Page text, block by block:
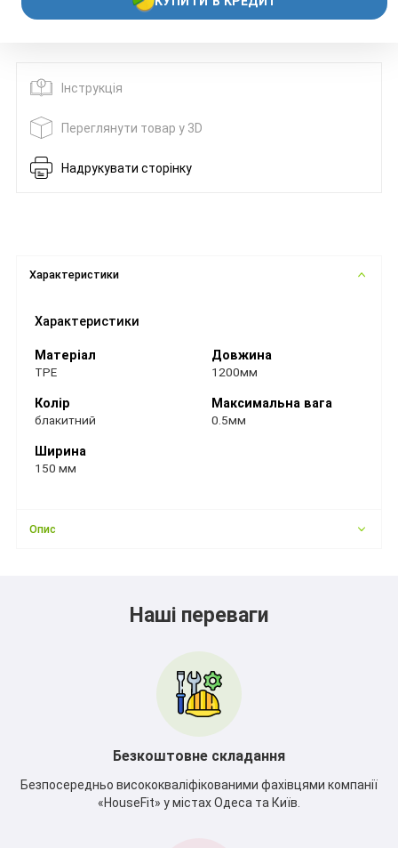
Інструкція
Переглянути товар у 3D
Надрукувати сторінку
Характеристики
Характеристики
Матеріал
ТРЕ
Колір
блакитний
Ширина
150 мм
Довжина
1200мм
Максимальна вага
0.5мм
Опис
Наші переваги
Безкоштовне складання
Безпосередньо висококваліфікованими фахівцями компанії
«HouseFit» у містах Одеса та Київ.